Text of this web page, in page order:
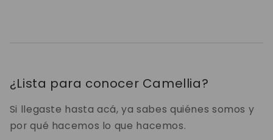
¿Lista para conocer Camellia?
Si llegaste hasta acá, ya sabes quiénes somos y
por qué hacemos lo que hacemos.